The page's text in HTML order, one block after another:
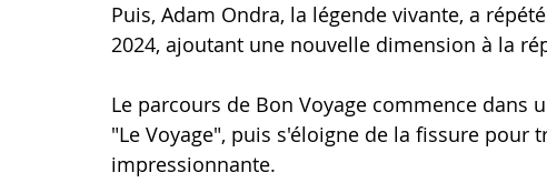
Puis, Adam Ondra, la légende vivante, a
2024, ajoutant une nouvelle dimension à la
Le parcours de Bon Voyage commence dans
"Le Voyage", puis s'éloigne de la fissure pour
impressionnante.